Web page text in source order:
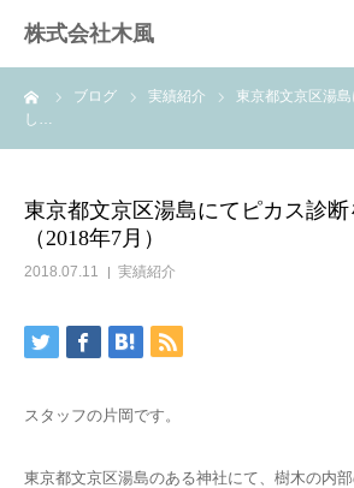
株式会社木風
ブログ 実績紹介
東京都文京区湯
し…
東京都文京区湯島にてピカス診
（2018年7月）
2018.07.11 実績紹介
スタッフの片岡です。
東京都文京区湯島のある神社にて、樹木の内
業務案内
樹木医受験応援講座